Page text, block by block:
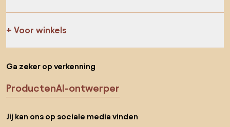
Voor winkels
Ga zeker op verkenning
ProductenAI-ontwerper
Jij kan ons op sociale media vinden